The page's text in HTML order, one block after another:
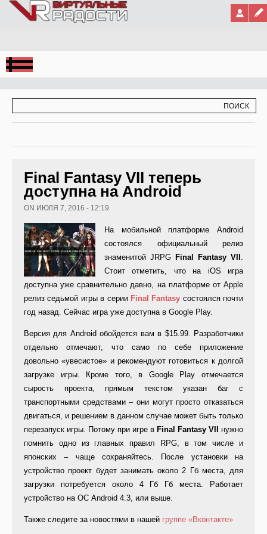
Jump to Navigation
Final Fantasy VII теперь
доступна на Android
ON ИЮЛЯ 7, 2016 - 12:19
На мобильной платформе Android
состоялся официальный релиз
знаменитой JRPG Final Fantasy VII .
Стоит отметить, что на iOS игра
доступна уже сравнительно давно, на платформе от Apple
релиз седьмой игры в серии Final Fantasy состоялся почти
год назад. Сейчас игра уже доступна в Google Play.
Версия для Android обойдется вам в $15.99. Разработчики
отдельно отмечают, что само по себе приложение
довольно «увесистое» и рекомендуют готовиться к долгой
загрузке игры. Кроме того, в Google Play отмечается
сырость проекта, прямым текстом указан баг с
транспортными средствами – они могут просто отказаться
двигаться, и решением в данном случае может быть только
перезапуск игры. Потому при игре в Final Fantasy VII
нужно
помнить одно из главных правил RPG, в том числе и
японских – чаще сохраняйтесь. После установки на
устройство проект будет занимать около 2 Гб места, для
загрузки потребуется около 4 Гб Гб места. Работает
устройство на ОС Android 4.3, или выше.
Также следите за новостями в нашей группе «Вконтакте»